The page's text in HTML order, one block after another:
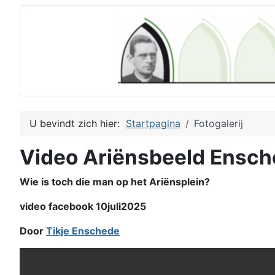
U bevindt zich hier: Startpagina Fotogalerij
Video Ariënsbeeld
Wie is toch die man op het Ariënsplein?
video facebook 10juli2025
Door Tikje Enschede